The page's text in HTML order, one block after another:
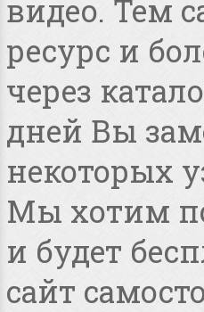
видео. Тем
ресурс и
через
дней Вы
некоторых
Мы хотим
и будет
сайт